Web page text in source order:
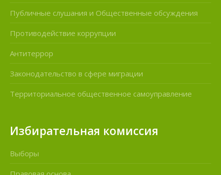
Публичные слушания и Общественные обсуждения
Противодействие коррупции
Антитеррор
Законодательство в сфере миграции
Территориальное общественное самоуправление
Избирательная комиссия
Выборы